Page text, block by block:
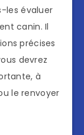
les évaluer
canin. Il
précises
devrez
à
le renvoyer